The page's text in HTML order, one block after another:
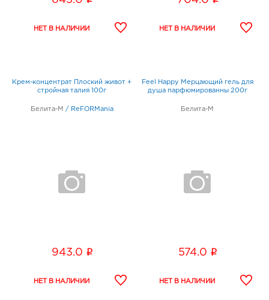
Крем-концентрат Плоский живот +
стройная талия 100г
Белита-М / ReFORMania
943.0 i
Feel Happy Мерцающий гель для
душа парфюмированны 200г
Белита-М
574.0 i